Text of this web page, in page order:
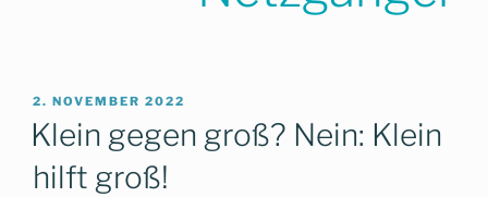
VERÖFFENTLICHT
AM
2. NOVEMBER 2022
Klein gegen groß? Nein: Klein
hilft groß!